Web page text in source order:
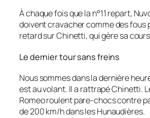
À chaque fois que la n°11 repart,
doivent cravacher comme des fous
retard sur Chinetti, qui gère sa
Le dernier tour sans freins
Nous sommes dans la dernière
est au volant. Il a rattrapé Chinetti.
Romeo roulent pare-chocs contre
de 200 km/h dans les Hunaudières.